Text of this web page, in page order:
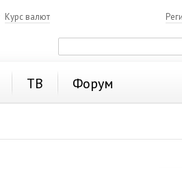
Курс валют
ТВ Форум